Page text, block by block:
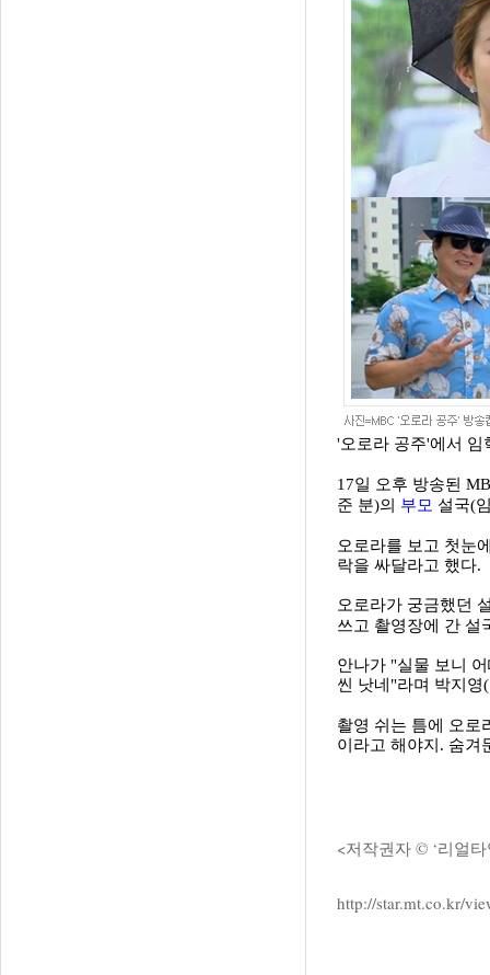
'오로라 공주'에서
17일 오후 방송된
준 분)의 부모 설국(
오로라를 보고 첫눈
락을 싸달라고 했다.
오로라가 궁금했던
쓰고 촬영장에 간 설
안나가 "실물 보니
씬 낫네"라며 박지영
촬영 쉬는 틈에 오로
이라고 해야지. 숨겨
<저작권자 © ‘리얼
http://star.mt.co.kr/